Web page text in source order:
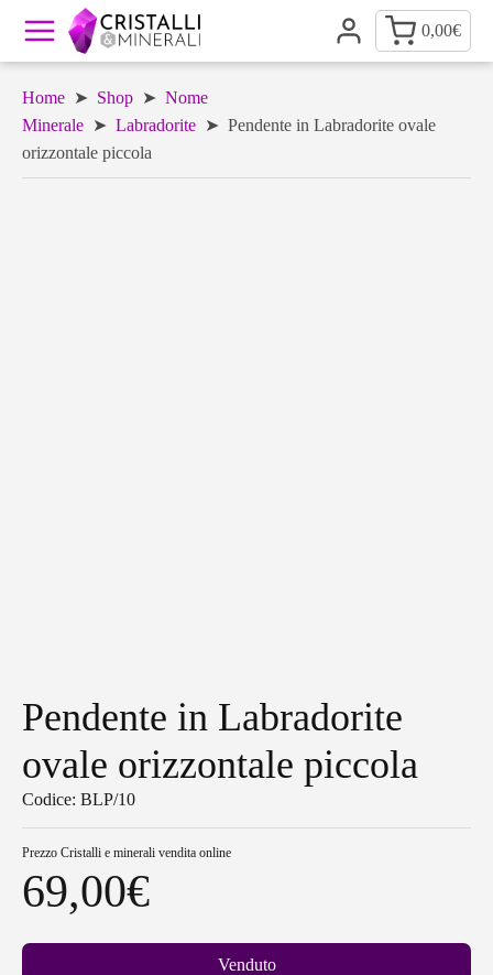
0,00€
Home ➤ Shop ➤ Nome
Minerale ➤ Labradorite ➤ Pendente in Labradorite ovale
orizzontale piccola
Pendente in Labradorite
ovale orizzontale piccola
Codice: BLP/10
Prezzo Cristalli e minerali vendita online
69,00€
Venduto